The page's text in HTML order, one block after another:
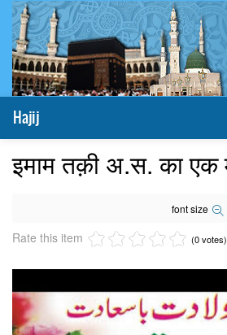
Hajij
इमाम तक़ी अ.स. का एक
font size
Rate this item (0 votes)